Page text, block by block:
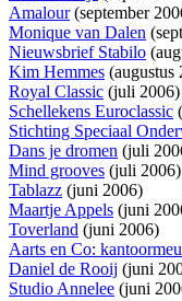
Amalour(september
Monique van Dalen
Nieuwsbrief Stabilo
Kim Hemmes (augustus
Royal Classic (juli 2006)
Schellekens Euroclassic
Stichting Speciaal
Dans je dromen (juli
Mind grooves (juli 2006)
Tablazz (juni 2006)
Maartje Appels (juni
Toverland (juni 2006)
Aarts en Co:
Daniel de Rooij (juni
Studio Annelee (juni